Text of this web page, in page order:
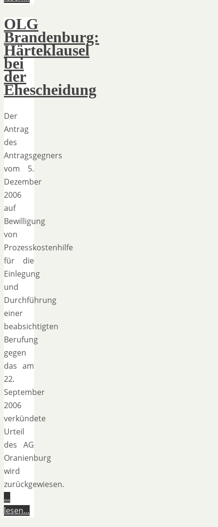
OLG
Brandenburg:
Härteklausel
bei
der
Ehescheidung
Der
Antrag
des
Antragsgegners
vom 5.
Dezember
2006
auf
Bewilligung
von
Prozesskostenhilfe
für die
Einlegung
und
Durchführung
einer
beabsichtigten
Berufung
gegen
das am
22.
September
2006
verkündete
Urteil
des AG
Oranienburg
wird
zurückgewiesen.
…
lesen…